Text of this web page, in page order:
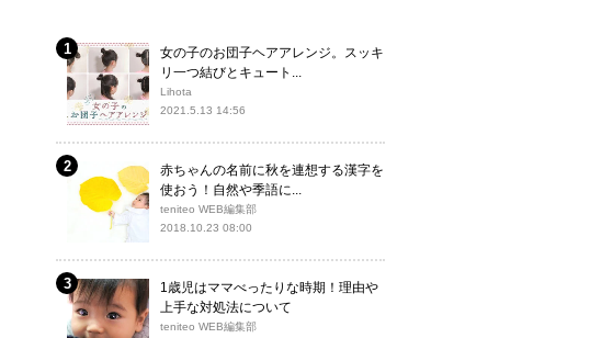
女の子のお団子ヘアアレンジ。スッキ
リ一つ結びとキュート...
Lihota
2021.5.13 14:56
赤ちゃんの名前に秋を連想する漢字を
使おう！自然や季語に...
teniteo WEB編集部
2018.10.23 08:00
1歳児はママべったりな時期！理由や
上手な対処法について
teniteo WEB編集部